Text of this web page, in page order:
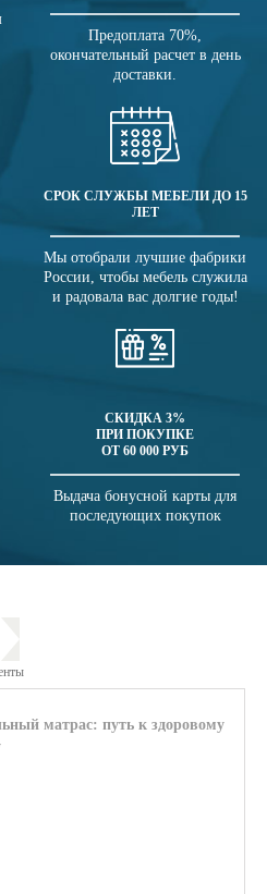
Предоплата 70%,
окончательный расчет в день
доставки.
СРОК СЛУЖБЫ МЕБЕЛИ ДО 15
ЛЕТ
Мы отобрали лучшие фабрики
России, чтобы мебель служила
и радовала вас долгие годы!
СКИДКА 3%
ПРИ ПОКУПКЕ
ОТ 60 000 РУБ
Выдача бонусной карты для
последующих покупок
матрас: путь к здоровому